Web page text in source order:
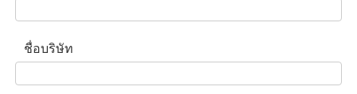
ชื่อบริษัท